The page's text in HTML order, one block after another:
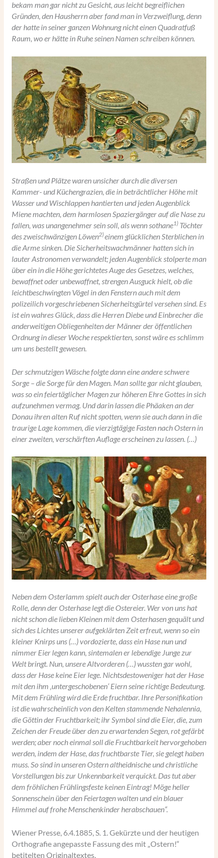
bekam man gar nicht zu Gesicht, aus leicht begreiflichen
Gründen, den Hausherrn aber fand man in Verzweiflung, denn
der hatte in seiner ganzen Wohnung nicht einen Quadratfuß
Raum, wo er hätte in Ruhe seinen Namen schreiben können.
Straßen und Plätze waren unsicher durch die diversen
Kammer- und Küchengrazien, die in beträchtlicher Höhe mit
Wasser und Wischlappen hantierten und jeden Augenblick
Miene machten, dem harmlosen Spaziergänger auf die Nase zu
fallen, was unangenehmer sein soll, als wenn sothane1)Töchter
des zweischwänzigen Löwen2)einem glücklichen Sterblichen in
die Arme sinken. Die Sicherheitswachmänner hatten sich in
lauter Astronomen verwandelt; jeden Augenblick stolperte man
über ein in die Höhe gerichtetes Auge des Gesetzes, welches,
bewaffnet oder unbewaffnet, strengen Ausguck hielt, ob die
leichtbeschwingten Vögel in den Fenstern auch mit dem
polizeilich vorgeschriebenen Sicherheitsgürtel versehen sind. Es
ist ein wahres Glück, dass die Herren Diebe und Einbrecher die
anderweitigen Obliegenheiten der Männer der öffentlichen
Ordnung in dieser Woche respektierten, sonst wäre es schlimm
um uns bestellt gewesen.
Der schmutzigen Wäsche folgte dann eine andere schwere
Sorge – die Sorge für den Magen. Man sollte gar nicht glauben,
was so ein feiertäglicher Magen zur höheren Ehre Gottes in sich
aufzunehmen vermag. Und darin lassen die Phäaken an der
Donau ihren alten Ruf nicht spotten, wenn sie auch dann in die
traurige Lage kommen, die vierzigtägige Fasten nach Ostern in
einer zweiten, verschärften Auflage erscheinen zu lassen. (…)
Neben dem Osterlamm spielt auch der Osterhase eine große
Rolle, denn der Osterhase legt die Ostereier. Wer von uns hat
nicht schon die lieben Kleinen mit dem Osterhasen gequält und
sich des Lichtes unserer aufgeklärten Zeit erfreut, wenn so ein
kleiner Knirps uns (…) vordozierte, dass ein Hase nun und
nimmer Eier legen kann, sintemalen er lebendige Junge zur
Welt bringt. Nun, unsere Altvorderen (…) wussten gar wohl,
dass der Hase keine Eier lege. Nichtsdestoweniger hat der Hase
mit den ihm ‚untergeschobenen‘ Eiern seine richtige Bedeutung.
Mit dem Frühling wird die Erde fruchtbar. Ihre Personifikation
ist die wahrscheinlich von den Kelten stammende Nehalennia,
die Göttin der Fruchtbarkeit; ihr Symbol sind die Eier, die, zum
Zeichen der Freude über den zu erwartenden Segen, rot gefärbt
werden; aber noch einmal soll die Fruchtbarkeit hervorgehoben
werden, indem der Hase, das fruchtbarste Tier, sie gelegt haben
muss. So sind in unseren Ostern altheidnische und christliche
Vorstellungen bis zur Unkennbarkeit verquickt. Das tut aber
dem fröhlichen Frühlingsfeste keinen Eintrag! Möge heller
Sonnenschein über den Feiertagen walten und ein blauer
Himmel auf frohe Menschenkinder herabschauen“.
Wiener Presse, 6.4.1885, S. 1. Gekürzte und der heutigen
Orthografie angepasste Fassung des mit „Ostern!“
betitelten Originaltextes.